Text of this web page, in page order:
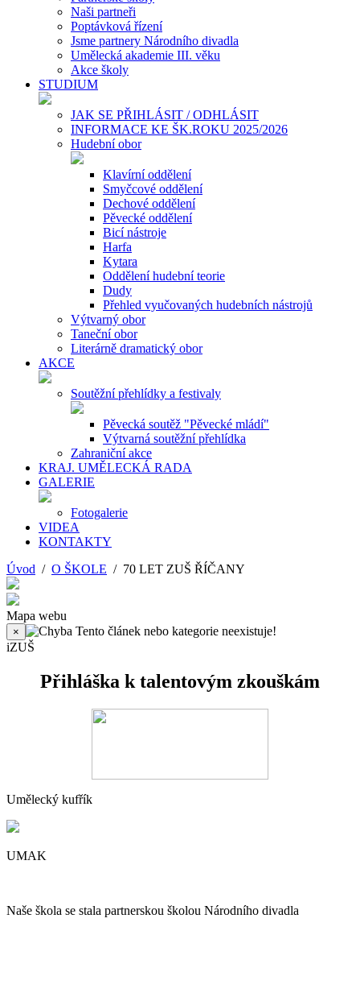
Naši partneři
Poptávková řízení
Jsme partnery Národního divadla
Umělecká akademie III. věku
Akce školy
STUDIUM
JAK SE PŘIHLÁSIT / ODHLÁSIT
INFORMACE KE ŠK.ROKU 2025/2026
Hudební obor
Klavírní oddělení
Smyčcové oddělení
Dechové oddělení
Pěvecké oddělení
Bicí nástroje
Harfa
Kytara
Oddělení hudební teorie
Dudy
Přehled vyučovaných hudebních nástrojů
Výtvarný obor
Taneční obor
Literárně dramatický obor
AKCE
Soutěžní přehlídky a festivaly
Pěvecká soutěž "Pěvecké mládí"
Výtvarná soutěžní přehlídka
Zahraniční akce
KRAJ. UMĚLECKÁ RADA
GALERIE
Fotogalerie
VIDEA
KONTAKTY
Úvod / O ŠKOLE / 70 LET ZUŠ ŘÍČANY
Mapa webu
×
Tento článek nebo kategorie neexistuje!
iZUŠ
Přihláška k talentovým zkouškám
Umělecký kufřík
UMAK
Naše škola se stala partnerskou školou Národního divadla